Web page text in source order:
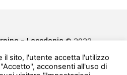
– Lacedonia © 2022
& Cookie Policy
bye-Direct
il sito, l'utente accetta l'utilizzo
acconsenti all'uso di